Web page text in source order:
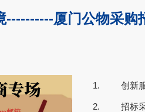
厦门公物采购
22
2020-05
1. 创新
2. 招标